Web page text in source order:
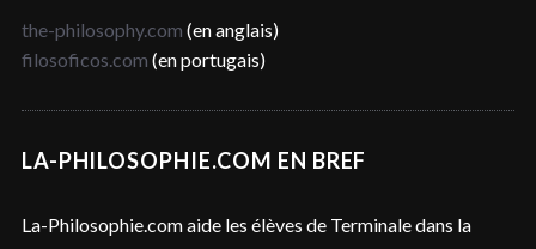
the-philosophy.com (en anglais)
filosoficos.com (en portugais)
LA-PHILOSOPHIE.COM EN BREF
La-Philosophie.com aide les élèves de Terminale dans la